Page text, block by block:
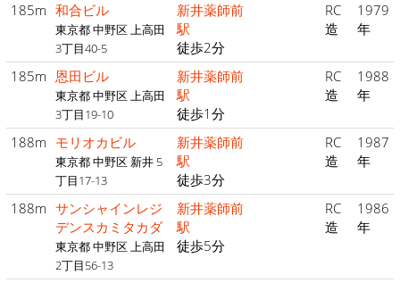
185m 和合ビル
東京都 中野区 上高田
3丁目40-5
新井薬師前
駅
徒歩2分
RC
造
1979
年
185m 恩田ビル
東京都 中野区 上高田
3丁目19-10
新井薬師前
駅
徒歩1分
RC
造
1988
年
188m モリオカビル
東京都 中野区 新井 5
丁目17-13
新井薬師前
駅
徒歩3分
RC
造
1987
年
188m サンシャインレジ
デンスカミタカダ
東京都 中野区 上高田
2丁目56-13
新井薬師前
駅
徒歩5分
RC
造
1986
年